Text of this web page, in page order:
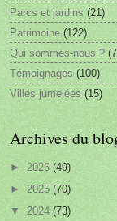
Parcs et jardins (21)
Patrimoine (122)
Qui sommes-nous ?
Témoignages (100)
Villes jumelées (15)
Archives du
► 2026 (49)
► 2025 (70)
▼ 2024 (73)